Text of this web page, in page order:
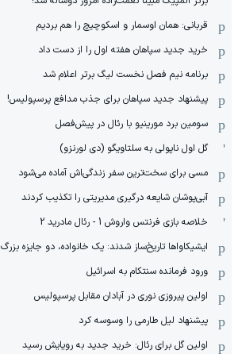
قربانی: همان اوسمار و اسکوچیچ را هم بردیم
خرید جدید سپاهان هفته اول را از دست داد
برنامه نیم فصل نخست لیگ برتر اعلام شد
پیشنهاد جدید سپاهان برای جذب مدافع پرسپولیس!
سومین برد مورینیو با رئال در پیش‌فصل
گل اول ناپولی به سلتاویگو (دی لورنزو)
مسی برای سخت‌ترین سفر زندگی‌اش آماده می‌شود
آبی‌پوشان شایعه درگیری مدیریتی را تکذیب کردند
خلاصه بازی فرنتس واروش 1 - رئال مادرید 2
ایشیکاوا‌ها تاریخ‌ساز شدند: یک خانواده، دو جایزه بزرگ
ورود فرمانده سنتکام به اسرائیل
اولین پیروزی نوری در آبادان مقابل پرسپولیس
پیشنهاد لیل طارمی را وسوسه کرد
اولین گل برای رئال: خرید جدید به رویایش رسید